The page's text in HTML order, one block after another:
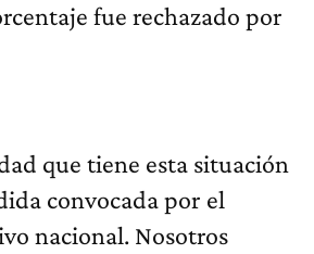
fue rechazado por
que tiene esta situación
convocada por el
nacional. Nosotros